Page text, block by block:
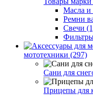
Масла и
Ремни
Свечи
мототехники (297)
Сани для
Прицепы для